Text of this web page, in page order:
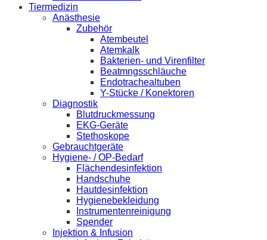
Tiermedizin
Anästhesie
Zubehör
Atembeutel
Atemkalk
Bakterien- und Virenfilter
Beatmngsschläuche
Endotrachealtuben
Y-Stücke / Konektoren
Diagnostik
Blutdruckmessung
EKG-Geräte
Stethoskope
Gebrauchtgeräte
Hygiene- / OP-Bedarf
Flächendesinfektion
Handschuhe
Hautdesinfektion
Hygienebekleidung
Instrumentenreinigung
Spender
Injektion & Infusion